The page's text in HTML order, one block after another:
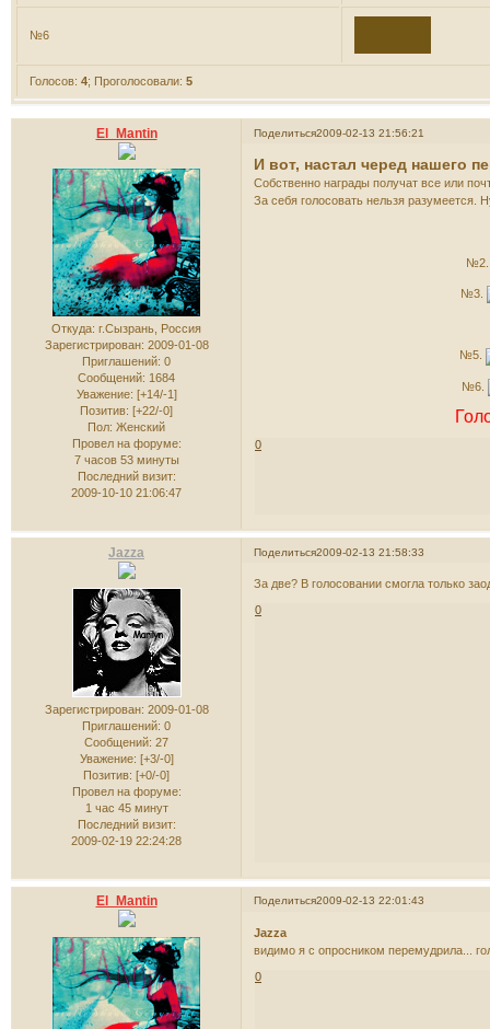
№6
Голосов: 4; Проголосовали: 5
Поделиться2009-02-13 21:56:21
El_Mantin
Откуда: г.Сызрань, Россия
Зарегистрирован: 2009-01-08
Приглашений: 0
Сообщений: 1684
Уважение: [+14/-1]
Позитив: [+22/-0]
Пол: Женский
Провел на форуме:
7 часов 53 минуты
Последний визит:
2009-10-10 21:06:47
И вот, настал черед нашего
Собственно награды получат все или
За себя голосовать нельзя разумеется.
№3.
№5.
№6.
0
Поделиться2009-02-13 21:58:33
Jazza
Зарегистрирован: 2009-01-08
Приглашений: 0
Сообщений: 27
Уважение: [+3/-0]
Позитив: [+0/-0]
Провел на форуме:
1 час 45 минут
Последний визит:
2009-02-19 22:24:28
За две? В голосовании смогла только
0
Поделиться2009-02-13 22:01:43
El_Mantin
Jazza
видимо я с опросником перемудрила...
0